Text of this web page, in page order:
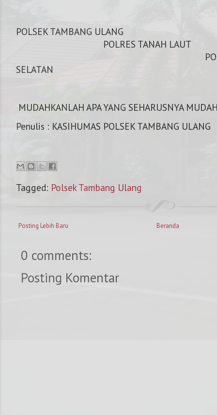
POLSEK
POLRES
POLDA
SELATAN
MUDAHKANLAH APA YANG SEHARUSNYA
Penulis : KASIHUMAS POLSEK TAMBANG ULANG
Tagged: Polsek Tambang Ulang
Posting Lebih Baru Beranda
0 comments:
Posting Komentar